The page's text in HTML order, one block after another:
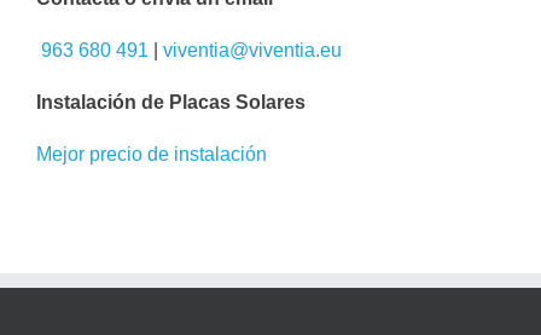
963 680 491 viventia@viventia.eu
Instalación de Placas Solares
Mejor precio de instalación